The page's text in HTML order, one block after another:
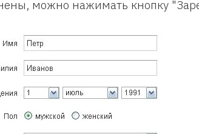
можно нажимать кнопку